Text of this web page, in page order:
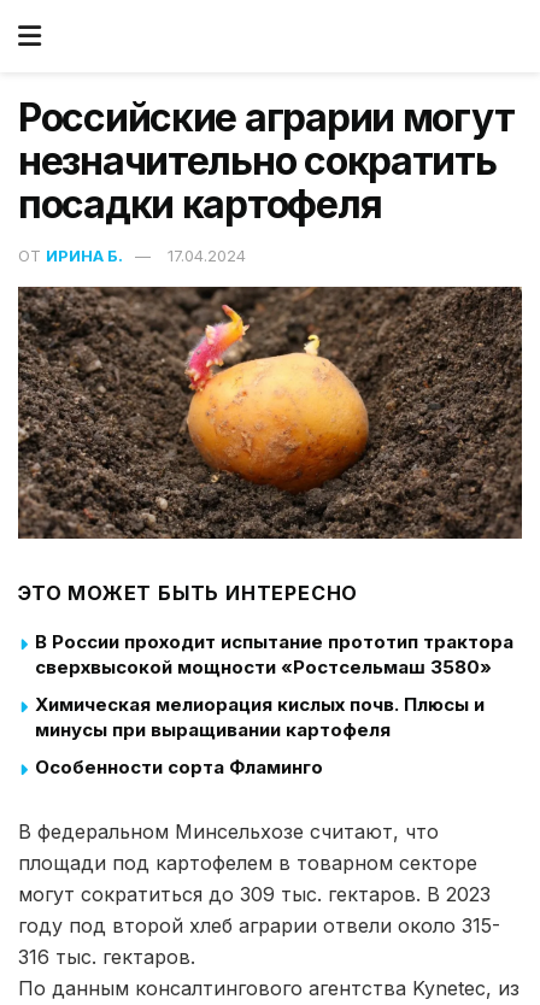
Российские аграрии могут
незначительно сократить
посадки картофеля
ОТ ИРИНА Б. 17.04.2024
ЭТО МОЖЕТ БЫТЬ ИНТЕРЕСНО
В России проходит испытание прототип трактора
сверхвысокой мощности «Ростсельмаш 3580»
Химическая мелиорация кислых почв. Плюсы и
минусы при выращивании картофеля
Особенности сорта Фламинго
В федеральном Минсельхозе считают, что
площади под картофелем в товарном секторе
могут сократиться до 309 тыс. гектаров. В 2023
году под второй хлеб аграрии отвели около 315-
316 тыс. гектаров.
По данным консалтингового агентства Kynetec, из